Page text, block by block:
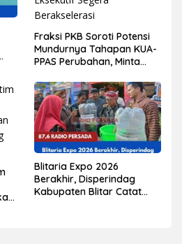
Fraksi PKB Soroti Potensi
Mundurnya Tahapan KUA-
PPAS Perubahan, Minta
Berakselerasi
Blitaria Expo 2026
Berakhir, Disperindag
Kabupaten Blitar Catat